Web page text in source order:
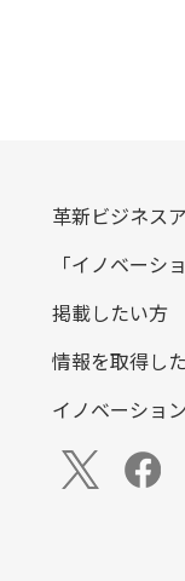
革新ビジネス
「イノベーシ
掲載したい方
情報を取得し
イノベーショ